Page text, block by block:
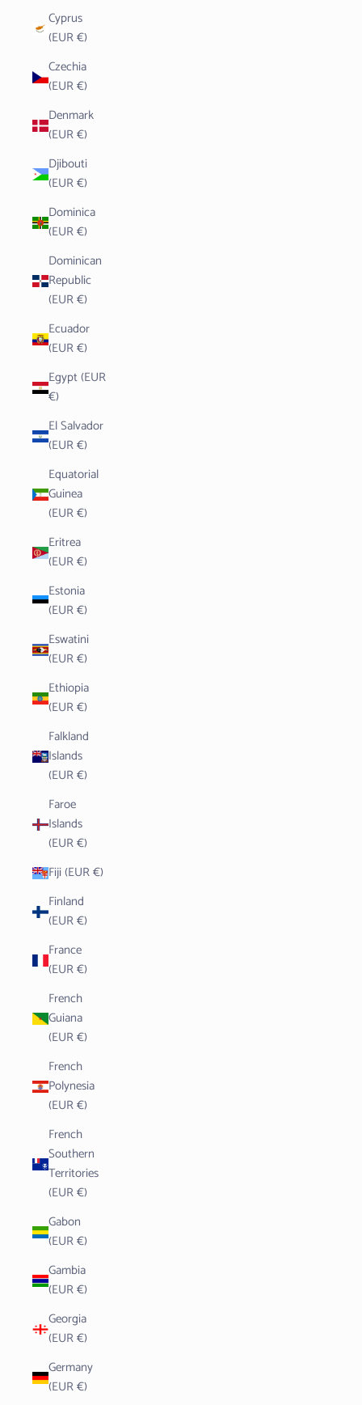
Cyprus
(EUR €)
Czechia
(EUR €)
Denmark
(EUR €)
Djibouti
(EUR €)
Dominica
(EUR €)
Dominican
Republic
(EUR €)
Ecuador
(EUR €)
Egypt (EUR
€)
El Salvador
(EUR €)
Equatorial
Guinea
(EUR €)
Eritrea
(EUR €)
Estonia
(EUR €)
Eswatini
(EUR €)
Ethiopia
(EUR €)
Falkland
Islands
(EUR €)
Faroe
Islands
(EUR €)
Fiji (EUR €)
Finland
(EUR €)
France
(EUR €)
French
Guiana
(EUR €)
French
Polynesia
(EUR €)
French
Southern
Territories
(EUR €)
Gabon
(EUR €)
Gambia
(EUR €)
Georgia
(EUR €)
Germany
(EUR €)